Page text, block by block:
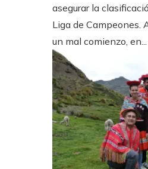
asegurar la
Liga de Campeones.
un mal comienzo, en...